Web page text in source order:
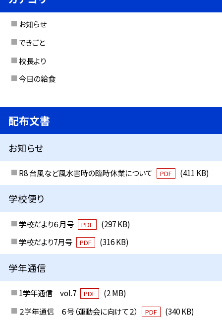
お知らせ
できごと
校長より
今日の給食
配布文書
お知らせ
R8 台風など風水害時の臨時休業について PDF (411 KB)
学校便り
学校だより６月号 PDF
(297 KB)
学校だより7月号
PDF (316 KB)
学年通信
1学年通信 vol.7 PDF
(2 MB)
２学年通信 ６号（運動会に向けて２）
PDF
(340 KB)